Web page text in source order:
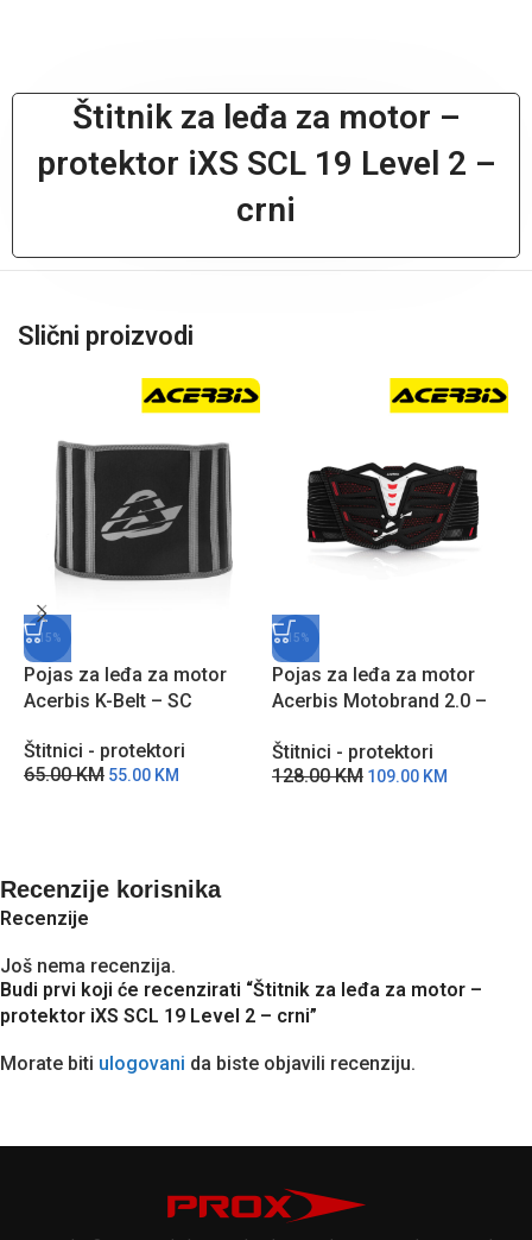
Štitnik za leđa za motor –
protektor iXS SCL 19 Level 2 –
crni
Slični proizvodi
-15%
Pojas za leđa za motor
Acerbis K-Belt – SC
Štitnici - protektori
65.00KM 55.00 KM
-15%
Pojas za leđa za motor
Acerbis Motobrand 2.0 –
Štitnici - protektori
128.00KM 109.00 KM
Recenzije korisnika
Recenzije
Još nema recenzija.
Budi prvi koji će recenzirati “Štitnik za leđa za motor –
protektor iXS SCL 19 Level 2 – crni”
Morate biti ulogovani da biste objavili recenziju.